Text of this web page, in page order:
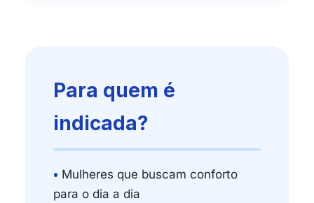
Para quem é
indicada?
• Mulheres que buscam conforto
para o dia a dia